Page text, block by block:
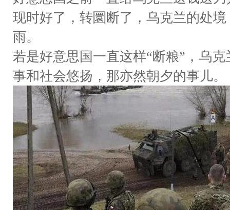
现时好了，转圜断了，乌克兰的处
雨。
若是好意思国一直这样“断粮”，乌
事和社会悠扬，那亦然朝夕的事儿。